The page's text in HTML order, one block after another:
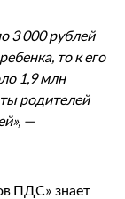
3 000 рублей
то к его
1,9 млн
родителей
—
ПДС» знает